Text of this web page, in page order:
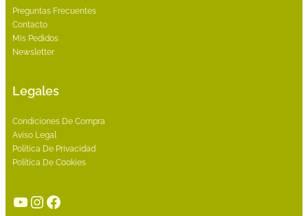
Preguntas Frecuentes
Contacto
Mis Pedidos
Newsletter
Legales
Condiciones De Compra
Aviso Legal
Política De Privacidad
Política De Cookies
YouTube
Instagram
Facebook